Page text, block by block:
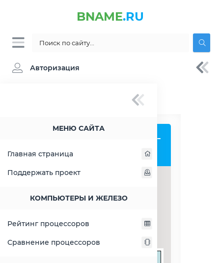
BNAME.RU
Авторизация
МЕНЮ САЙТА
Главная страница
Поддержать проект
КОМПЬЮТЕРЫ И ЖЕЛЕЗО
Рейтинг процессоров
Сравнение процессоров
» Блокнот копирайтера-
Блокнот копирайтера-
рерайтера